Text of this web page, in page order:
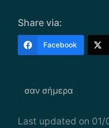
Share via:
Facebook
σαν σήμερα
Last updated on 01/